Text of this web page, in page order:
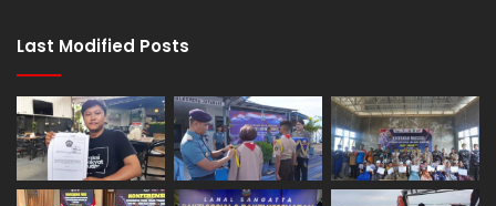
Last Modified Posts